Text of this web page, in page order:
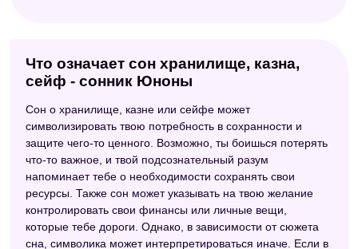
Что означает сон хранилище, казна,
сейф - сонник Юноны
Сон о хранилище, казне или сейфе может
символизировать твою потребность в сохранности и
защите чего-то ценного. Возможно, ты боишься потерять
что-то важное, и твой подсознательный разум
напоминает тебе о необходимости сохранять свои
ресурсы. Также сон может указывать на твою желание
контролировать свои финансы или личные вещи,
которые тебе дороги. Однако, в зависимости от сюжета
сна, символика может интерпретироваться иначе. Если в